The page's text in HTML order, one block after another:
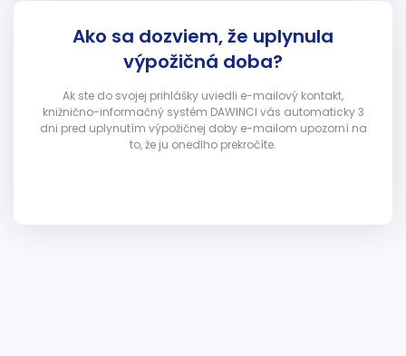
Ako sa dozviem, že uplynula
výpožičná doba?
Ak ste do svojej prihlášky uviedli e-mailový kontakt,
knižnično-informačný systém DAWINCI vás automaticky 3
dni pred uplynutím výpožičnej doby e-mailom upozorní na
to, že ju onedlho prekročíte.